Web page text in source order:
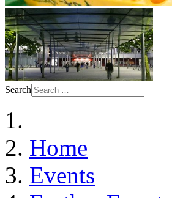
Search
Home
Events